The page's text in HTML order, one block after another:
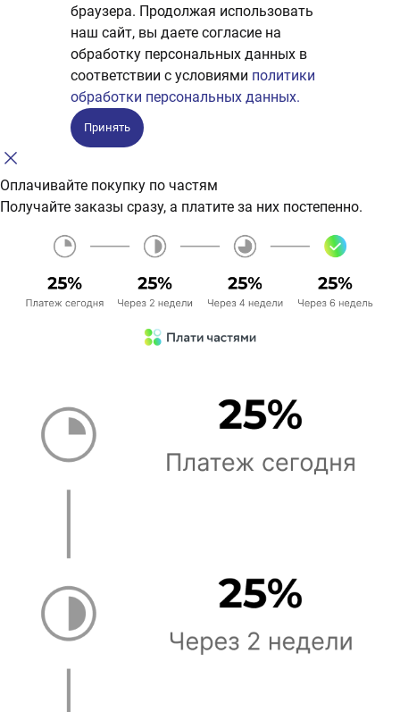
браузера. Продолжая использовать
наш сайт, вы даете согласие на
обработку персональных данных в
соответствии с условиями политики
обработки персональных данных.
Принять
Оплачивайте покупку по частям
Получайте заказы сразу, а платите за них постепенно.